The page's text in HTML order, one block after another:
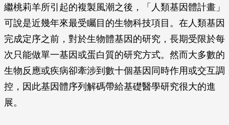
繼桃莉羊所引起的複製風潮之後，「人類基因體計畫」
可說是近幾年來最受矚目的生物科技項目。在人類基因
完成定序之前，對於生物體基因的研究，長期受限於每
次只能做單一基因或蛋白質的研究方式。然而大多數的
生物反應或疾病卻牽涉到數十個基因同時作用或交互調
控，因此基因體序列解碼帶給基礎醫學研究很大的進
展。